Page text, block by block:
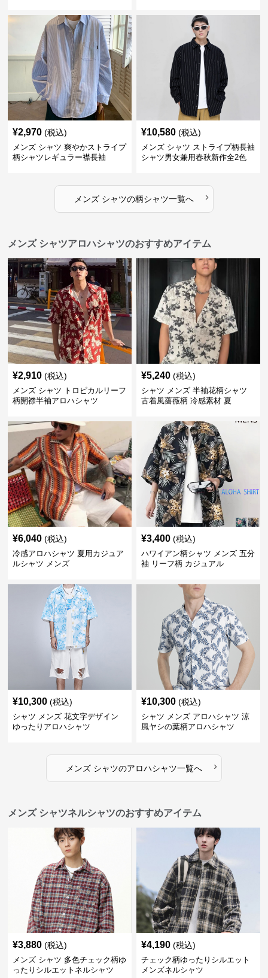
¥2,970 (税込)
メンズ シャツ 爽やかストライプ
柄シャツレギュラー襟長袖
¥10,580 (税込)
メンズ シャツ ストライプ柄長袖
シャツ男女兼用春秋新作全2色
メンズ シャツの柄シャツ一覧へ ›
メンズ シャツアロハシャツのおすすめアイテム
¥2,910 (税込)
メンズ シャツ トロピカルリーフ
柄開襟半袖アロハシャツ
¥5,240 (税込)
シャツ メンズ 半袖花柄シャツ
古着風薔薇柄 冷感素材 夏
¥6,040 (税込)
冷感アロハシャツ 夏用カジュア
ルシャツ メンズ
¥3,400 (税込)
ハワイアン柄シャツ メンズ 五分
袖 リーフ柄 カジュアル
¥10,300 (税込)
シャツ メンズ 花文字デザイン
ゆったりアロハシャツ
¥10,300 (税込)
シャツ メンズ アロハシャツ 涼
風ヤシの葉柄アロハシャツ
メンズ シャツのアロハシャツ一覧へ ›
メンズ シャツネルシャツのおすすめアイテム
¥3,880 (税込)
メンズ シャツ 多色チェック柄ゆ
ったりシルエットネルシャツ
¥4,190 (税込)
チェック柄ゆったりシルエット
メンズネルシャツ